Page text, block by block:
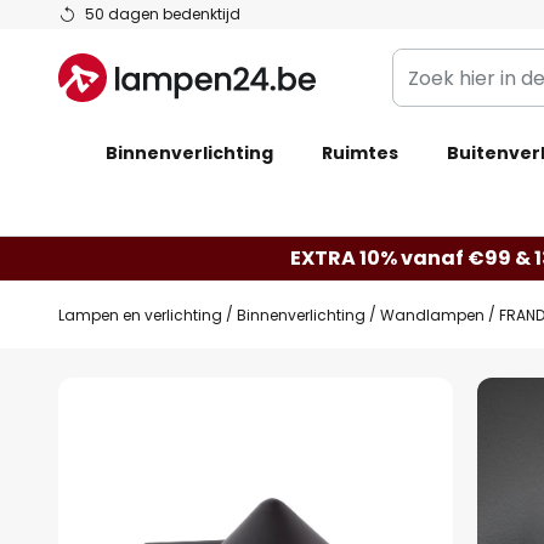
50 dagen bedenktijd
Ga
de
inhoud
Zoek
hier
de
Binnenverlichting Ruimtes
EXTRA 10% vanaf €99 &
Lampen en verlichting Binnenverlichting Wandlampen